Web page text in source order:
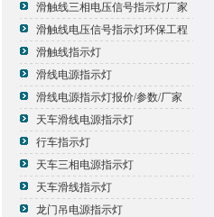
滑触线三相电压信号指示灯厂家
滑触线电压信号指示灯环保工程
滑触线指示灯
滑线电源指示灯
滑线电源指示灯报价/参数/厂家
天车滑线电源指示灯
行车指示灯
天车三相电源指示灯
天车滑线指示灯
龙门吊电源指示灯